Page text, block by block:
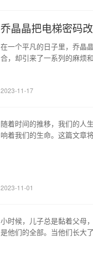
乔晶晶把电梯密码
在一个平凡的日子里，乔晶
合，却引来了一系列的麻烦
够防止陌生人的进入。同时
2023-11-17
随着时间的推移，我们的人
响着我们的生命。这篇文章
2023-11-01
小时候，儿子总是黏着父母
是他们的全部。当他们长大